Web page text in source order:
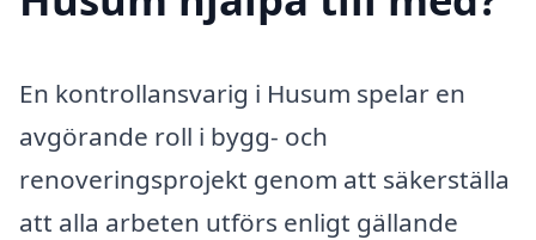
En kontrollansvarig i Husum spelar en
avgörande roll i bygg- och
renoveringsprojekt genom att säkerställa
att alla arbeten utförs enligt gällande